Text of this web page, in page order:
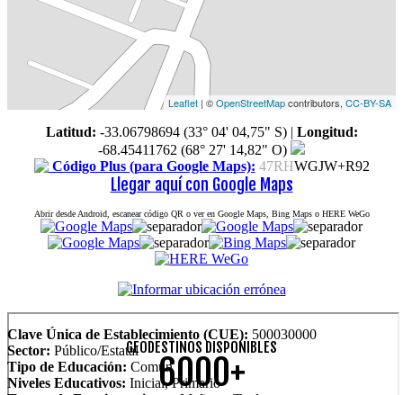
Leaflet | ©OpenStreetMapcontributors, CC-BY-SA
Latitud: -33.06798694 (33° 04' 04,75" S)| Longitud:
-68.45411762 (68° 27' 14,82" O)
Código Plus (para Google Maps): 47RHWGJW+R92
Llegar aquí con Google Maps
Abrir desde Android, escanear código QR o ver en Google Maps, Bing Maps o HERE WeGo
Clave Única de Establecimiento (CUE): 500030000
Sector: Público/Estatal
Tipo de Educación: Común
Niveles Educativos: Inicial, Primario
GEODESTINOS DISPONIBLES
6000+